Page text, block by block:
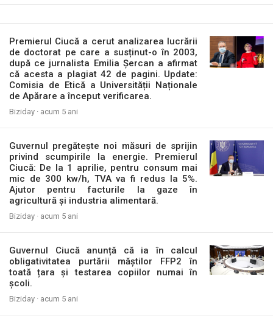
Premierul Ciucă a cerut analizarea lucrării
de doctorat pe care a susținut-o în 2003,
după ce jurnalista Emilia Șercan a afirmat
că acesta a plagiat 42 de pagini. Update:
Comisia de Etică a Universității Naționale
de Apărare a început verificarea.
Biziday · acum 5 ani
Guvernul pregătește noi măsuri de sprijin
privind scumpirile la energie. Premierul
Ciucă: De la 1 aprilie, pentru consum mai
mic de 300 kw/h, TVA va fi redus la 5%.
Ajutor pentru facturile la gaze în
agricultură și industria alimentară.
Biziday · acum 5 ani
Guvernul Ciucă anunță că ia în calcul
obligativitatea purtării măștilor FFP2 în
toată țara și testarea copiilor numai în
școli.
Biziday · acum 5 ani